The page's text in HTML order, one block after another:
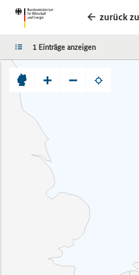
zurück
LISTE
1 Einträge anzeigen
+ −